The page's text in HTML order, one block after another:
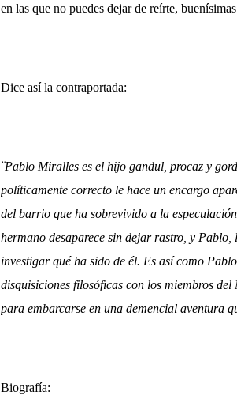
en las que no puedes dejar de reírte,
Dice así la contraportada:
¨Pablo Miralles es el hijo gandul, procaz y
políticamente correcto le hace un encargo
del barrio que ha sobrevivido a la
hermano desaparece sin dejar rastro, y
investigar qué ha sido de él. Es así como
disquisiciones filosóficas con los miembros
para embarcarse en una demencial aventura
Biografía: